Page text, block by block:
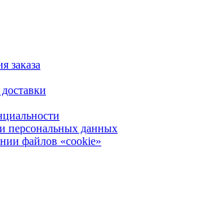
заказа
персональных данных
файлов «cookie»